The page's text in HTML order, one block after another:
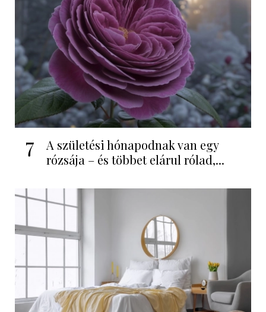
7
A születési hónapodnak van egy
rózsája – és többet elárul rólad,...